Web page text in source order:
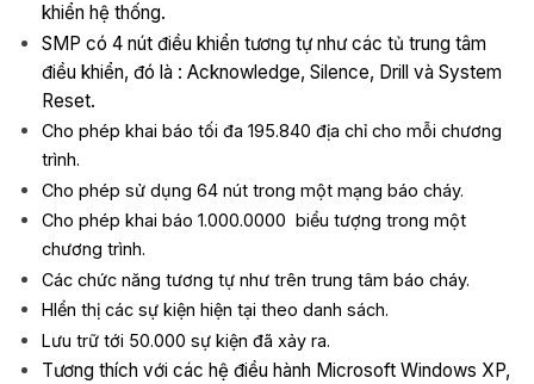
khiển hệ thống.
SMP có 4 nút điều khiển tương tự như các tủ trung tâm
điều khiển, đó là : Acknowledge, Silence, Drill và System
Reset.
Cho phép khai báo tối đa 195.840 địa chỉ cho mỗi chương
trình.
Cho phép sử dụng 64 nút trong một mạng báo cháy.
Cho phép khai báo 1.000.0000 biểu tượng trong một
chương trình.
Các chức năng tương tự như trên trung tâm báo cháy.
HIển thị các sự kiện hiện tại theo danh sách.
Lưu trữ tới 50.000 sự kiện đã xảy ra.
Tương thích với các hệ điều hành Microsoft Windows XP,